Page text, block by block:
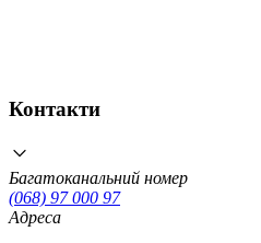
Контакти
Багатоканальний номер
(068) 97 000 97
Адреса